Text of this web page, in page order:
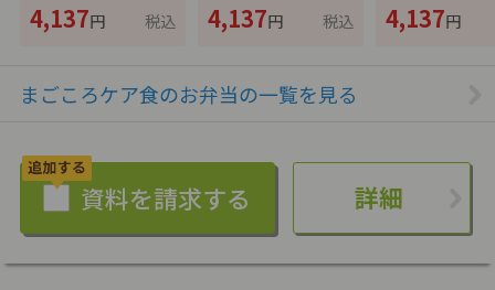
4,137円 税込 4,137円 税込 4,137円
まごころケア食のお弁当の一覧を見る
詳細